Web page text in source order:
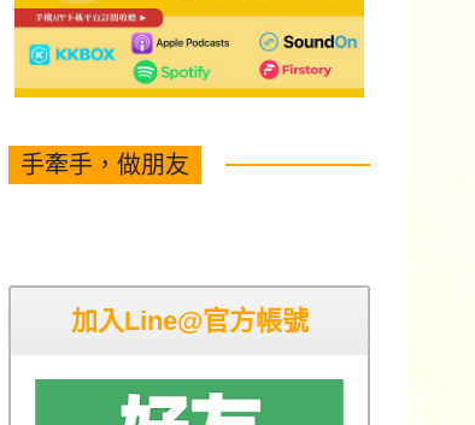
手牽手，做朋友
加入Line@官方帳號